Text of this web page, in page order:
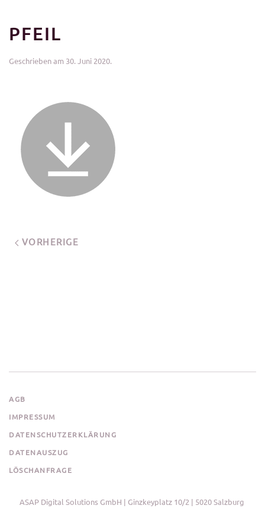
PFEIL
Geschrieben am 30. Juni 2020.
VORHERIGE
AGB
IMPRESSUM
DATENSCHUTZERKLÄRUNG
DATENAUSZUG
LÖSCHANFRAGE
ASAP Digital Solutions GmbH | Ginzkeyplatz 10/2 | 5020 Salzburg